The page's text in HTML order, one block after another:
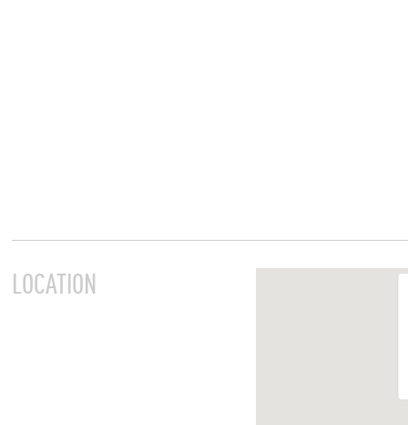
LOCATION